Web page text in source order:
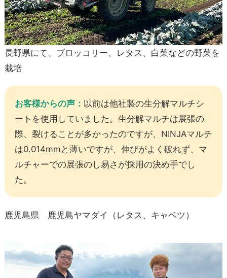
長野県にて、ブロッコリー、レタス、白菜などの野菜を
栽培
お客様からの声： 以前は他社製の生分解マルチシ
ートを使用していました。生分解マルチは展張の
際、裂けることが多かったのですが、NINJAマルチ
は0.014mmと薄いですが、伸びがよく破れず、マ
ルチャーでの展張のし易さが採用の決め手でし
た。
鹿児島県 鹿児島ヤマダイ（レタス、キャベツ）